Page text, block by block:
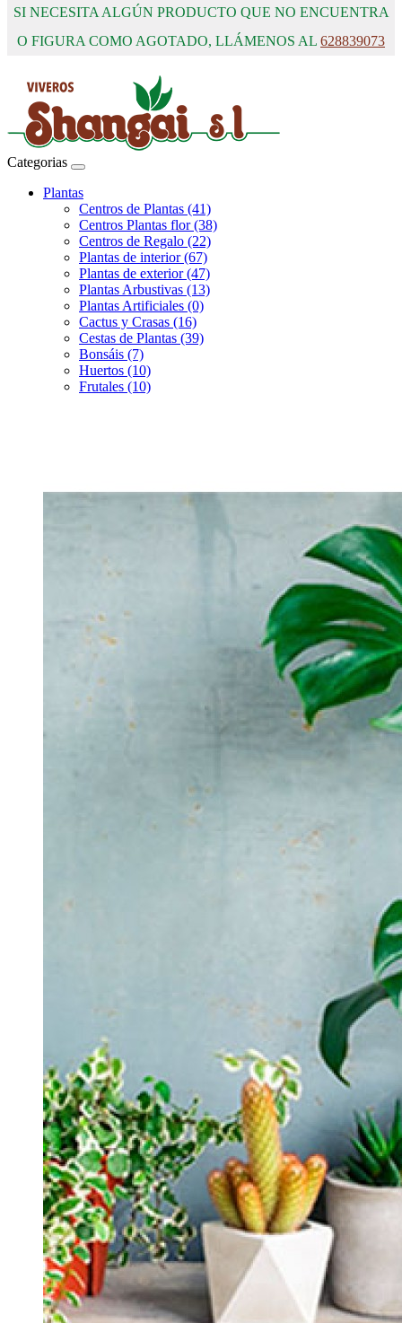
SI NECESITA ALGÚN PRODUCTO QUE NO ENCUENTRA
O FIGURA COMO AGOTADO, LLÁMENOS AL 628839073
Categorias
Plantas
Centros de Plantas (41)
Centros Plantas flor (38)
Centros de Regalo (22)
Plantas de interior (67)
Plantas de exterior (47)
Plantas Arbustivas (13)
Plantas Artificiales (0)
Cactus y Crasas (16)
Cestas de Plantas (39)
Bonsáis (7)
Huertos (10)
Frutales (10)